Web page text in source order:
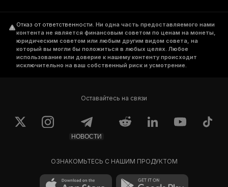
Отказ от ответственности. Ни одна часть предоставляемого нами
контента не является финансовым советом по ценам на монеты,
юридическим советом или любым другим видом совета, на
который вы могли бы положиться в любых целях. Любое
использование или доверие к нашему контенту происходит
исключительно на ваш собственный риск и усмотрение.
Оставайтесь на связи
НОВОСТИ
ОЗНАКОМЬТЕСЬ С НАШИМ ПРОДУКТОМ